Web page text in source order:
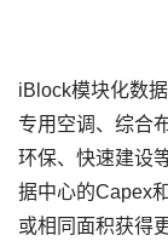
iBlock模块化数
专用空调、综合
环保、快速建设
据中心的Capex
或相同面积获得